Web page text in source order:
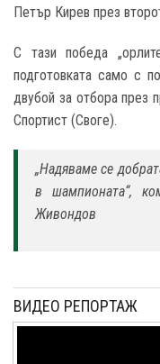
Петър Кирев през
С тази победа
подготовката само с
двубой за отбора през
Спортист (Своге).
„Надяваме се
в шампионата“,
Живондов
ВИДЕО РЕПОРТАЖ